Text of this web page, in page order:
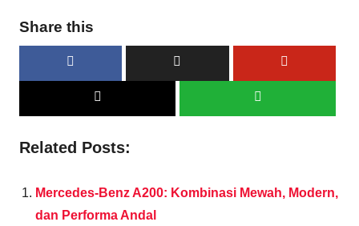
Share this
Related Posts:
Mercedes-Benz A200: Kombinasi Mewah, Modern,
dan Performa Andal